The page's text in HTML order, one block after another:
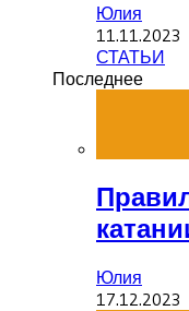
Юлия
11.11.2023
СТАТЬИ
Последнее
Юлия
17.12.2023